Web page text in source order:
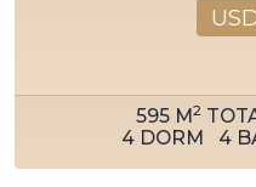
595M2
4DORM 4